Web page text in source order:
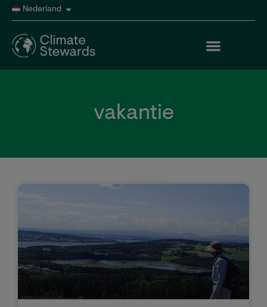
Nederland
vakantie